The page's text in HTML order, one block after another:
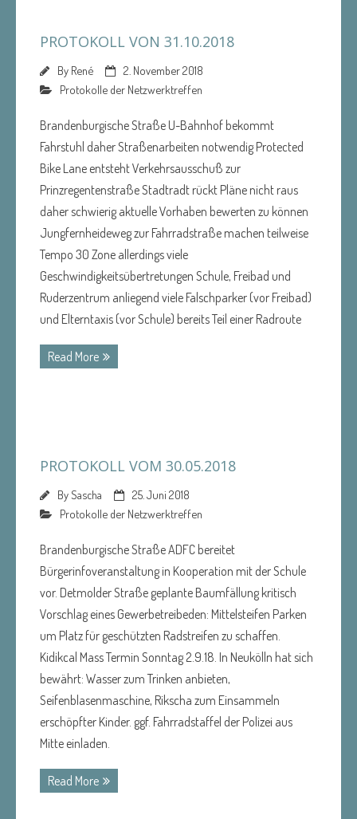
PROTOKOLL VON 31.10.2018
By René
2. November 2018
Protokolle der Netzwerktreffen
Brandenburgische Straße U-Bahnhof bekommt
Fahrstuhl daher Straßenarbeiten notwendig Protected
Bike Lane entsteht Verkehrsausschuß zur
Prinzregentenstraße Stadtradt rückt Pläne nicht raus
daher schwierig aktuelle Vorhaben bewerten zu können
Jungfernheideweg zur Fahrradstraße machen teilweise
Tempo 30 Zone allerdings viele
Geschwindigkeitsübertretungen Schule, Freibad und
Ruderzentrum anliegend viele Falschparker (vor Freibad)
und Elterntaxis (vor Schule) bereits Teil einer Radroute
Read More
PROTOKOLL VOM 30.05.2018
BySascha
25. Juni 2018
Protokolle der Netzwerktreffen
Brandenburgische Straße ADFC bereitet
Bürgerinfoveranstaltung in Kooperation mit der Schule
vor. Detmolder Straße geplante Baumfällung kritisch
Vorschlag eines Gewerbetreibeden: Mittelsteifen Parken
um Platz für geschützten Radstreifen zu schaffen.
Kidikcal Mass Termin Sonntag 2.9.18. In Neukölln hat sich
bewährt: Wasser zum Trinken anbieten,
Seifenblasenmaschine, Rikscha zum Einsammeln
erschöpfter Kinder. ggf. Fahrradstaffel der Polizei aus
Mitte einladen.
Read More